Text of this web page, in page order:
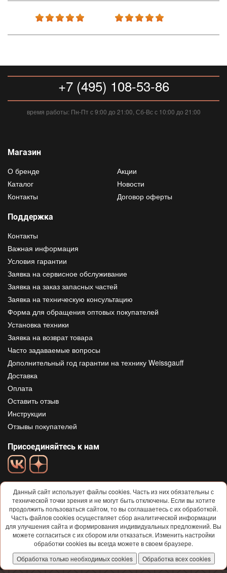
+7 (495) 108-53-86
время работы: Пн-Пт с 9:00 до 21:00, Сб-Вс с 10:00 до 21:00
Магазин
О бренде
Каталог
Контакты
Акции
Новости
Договор оферты
Поддержка
Контакты
Важная информация
Условия гарантии
Заявка на сервисное обслуживание
Заявка на заказ запасных частей
Заявка на техническую консультацию
Форма для обращения оптовых покупателей
Установка техники
Заявка на возврат товара
Часто задаваемые вопросы
Дополнительный год гарантии на технику Weissgauff
Доставка
Оплата
Оставить отзыв
Инструкции
Отзывы покупателей
Присоединяйтесь к нам
© 2013-2026 Weissgauff Все права защищены
Условия использования и политика конфиденциальности
Договор-ОФЕРТА
Согласие на обработку персональных данных
Данный сайт использует файлы cookies. Часть из них обязательны с
технической точки зрения и не могут быть отключены. Если вы хотите
продолжить пользоваться сайтом, то вы соглашаетесь с их обработкой.
Часть файлов cookies осуществляет сбор аналитической информации
для улучшения сайта и формирования индивидуальных предложений. Вы
можете согласиться с их сбором или отказаться. Изменить настройки
обработки cookies вы всегда можете в своем браузере.
Обработка только необходимых cookies
Обработка всех cookies